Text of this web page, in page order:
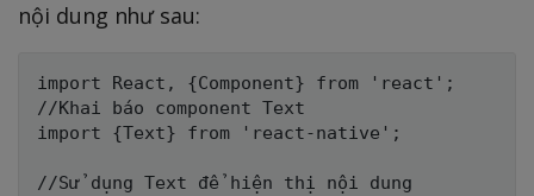
nội dung như sau:
import React, {Component} from 'react';
//Khai báo component Text
import {Text} from 'react-native';
//Sử dụng Text để hiện thị nội dung